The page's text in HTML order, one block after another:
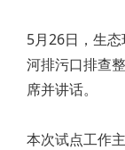
5月26日，生
河排污口排查
席并讲话。
本次试点工作